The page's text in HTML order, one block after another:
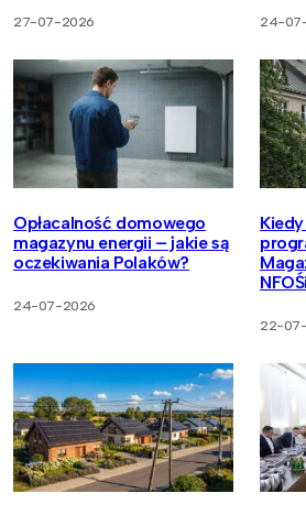
27-07-2026 24-
Opłacalność domowego
magazynu energii – jakie są
oczekiwania Polaków?
24-07-2026
22-